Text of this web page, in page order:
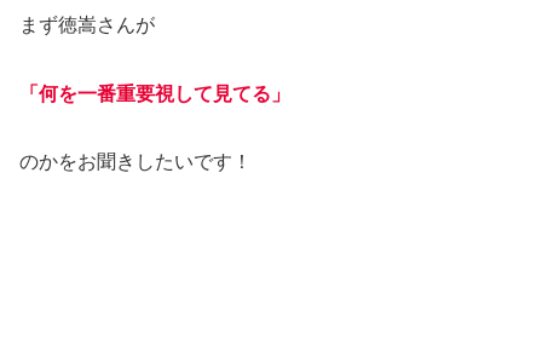
まず徳嵩さんが
「何を一番重要視して見てる」
のかをお聞きしたいです！